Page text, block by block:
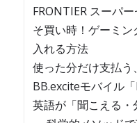
FRONTIER スーパ
そ買い時！ゲーミ
入れる方法
使った分だけ支払う
BB.exciteモバイル
英語が「聞こえる